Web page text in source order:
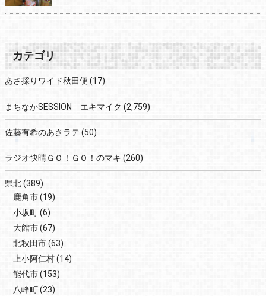
カテゴリ
あさ採りワイド秋田便 (17)
まちなかSESSION エキマイク (2,759)
佐藤有希のあさラテ (50)
ラジオ快晴ＧＯ！ＧＯ！のマキ (260)
県北(389)
鹿角市(19)
小坂町(6)
大館市(67)
北秋田市(63)
上小阿仁村(14)
能代市(153)
八峰町(23)